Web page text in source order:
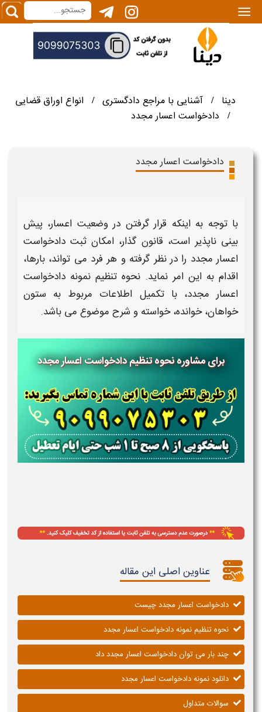
|||
دینا / آشنایی با مراجع دادگستری / انواع اوراق قضایی
/ دادخواست اعسار مجدد
دادخواست اعسار مجدد
با توجه به اینکه قرار گرفتن در وضعیت اعسار، پیش
بینی ناپذیر است، قانون گذار، امکان ثبت دادخواست
اعسار مجدد را در نظر گرفته و هر فرد می تواند، بارها،
اقدام به این امر نماید. نحوه تنظیم نمونه دادخواست
اعسار مجدد، با تکمیل اطلاعات مربوط به ستون
خواهان، خوانده، خواسته و شرح موضوع می باشد.
برای مشاوره نحوه تنظیم دادخواست اعسار مجدد
عناوین اصلی این مقاله
دادخواست اعسار مجدد چیست
نحوه تنظیم نمونه دادخواست اعسار مجدد
چند بار می توان دادخواست اعسار مجدد داد
دانلود نمونه دادخواست اعسار مجدد
سوالات متداول